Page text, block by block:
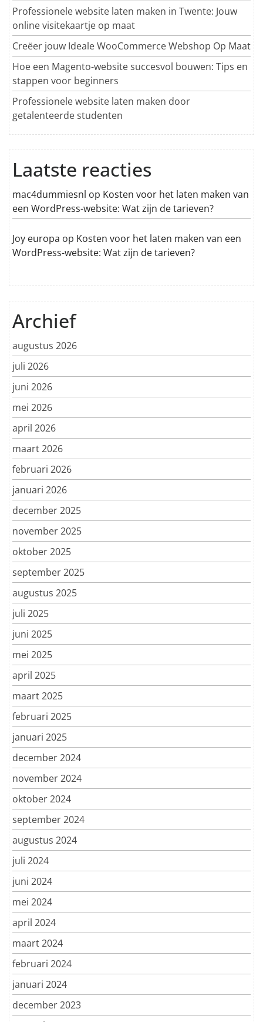
Professionele website laten maken in Twente: Jouw
online visitekaartje op maat
Creëer jouw Ideale WooCommerce Webshop Op Maat
Hoe een Magento-website succesvol bouwen: Tips en
stappen voor beginners
Professionele website laten maken door
getalenteerde studenten
Laatste reacties
mac4dummiesnl op Kosten voor het laten maken van
een WordPress-website: Wat zijn de tarieven?
Joy europa op Kosten voor het laten maken van een
WordPress-website: Wat zijn de tarieven?
Archief
augustus 2026
juli 2026
juni 2026
mei 2026
april 2026
maart 2026
februari 2026
januari 2026
december 2025
november 2025
oktober 2025
september 2025
augustus 2025
juli 2025
juni 2025
mei 2025
april 2025
maart 2025
februari 2025
januari 2025
december 2024
november 2024
oktober 2024
september 2024
augustus 2024
juli 2024
juni 2024
mei 2024
april 2024
maart 2024
februari 2024
januari 2024
december 2023